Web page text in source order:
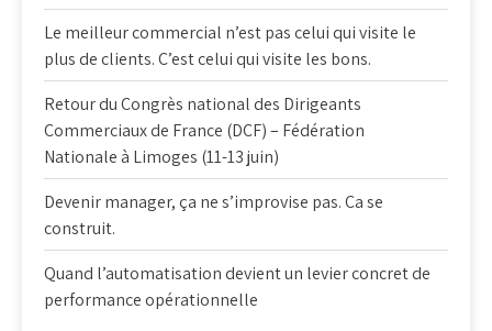
Le meilleur commercial n’est pas celui qui visite le
plus de clients. C’est celui qui visite les bons.
Retour du Congrès national des Dirigeants
Commerciaux de France (DCF) – Fédération
Nationale à Limoges (11-13 juin)
Devenir manager, ça ne s’improvise pas. Ca se
construit.
Quand l’automatisation devient un levier concret de
performance opérationnelle